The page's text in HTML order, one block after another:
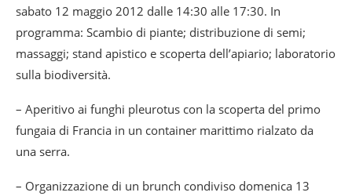
sabato 12 maggio 2012 dalle 14:30 alle 17:30. In
programma: Scambio di piante; distribuzione di semi;
massaggi; stand apistico e scoperta dell’apiario; laboratorio
sulla biodiversità.
– Aperitivo ai funghi pleurotus con la scoperta del primo
fungaia di Francia in un container marittimo rialzato da
una serra.
– Organizzazione di un brunch condiviso domenica 13